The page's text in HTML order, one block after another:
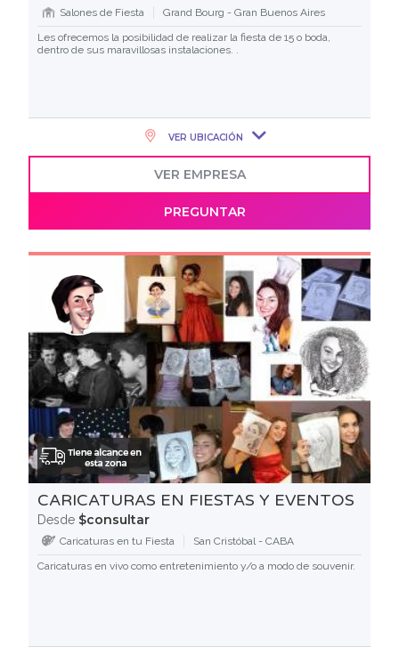
Salones de Fiesta
Grand Bourg - Gran Buenos Aires
Les ofrecemos la posibilidad de realizar la fiesta de 15 o boda,
dentro de sus maravillosas instalaciones. .
VER UBICACIÓN
VER EMPRESA
PREGUNTAR
CARICATURAS EN FIESTAS Y EVENTOS
Desde $consultar
Caricaturas en tu Fiesta
San Cristóbal - CABA
Caricaturas en vivo como entretenimiento y/o a modo de souvenir.